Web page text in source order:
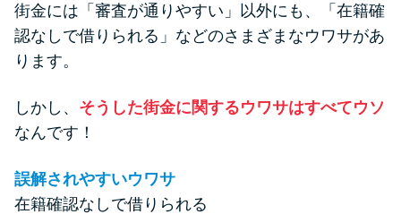
街金には「審査が通りやすい」以外にも、「在籍確
認なしで借りられる」などのさまざまなウワサがあ
ります。
しかし、 そうした街金に関するウワサはすべてウソ
なんです！
誤解されやすいウワサ
在籍確認なしで借りられる